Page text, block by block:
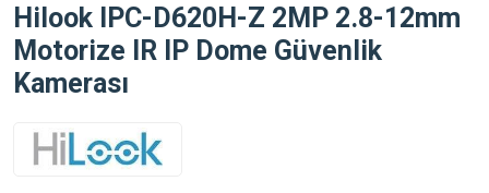
Hilook IPC-D620H-Z 2MP 2.8-12mm
Motorize IR IP Dome Güvenlik
Kamerası